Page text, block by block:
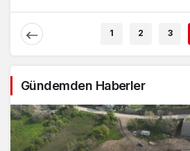
Alevlendi!
1 2 3
Gündemden Haberler